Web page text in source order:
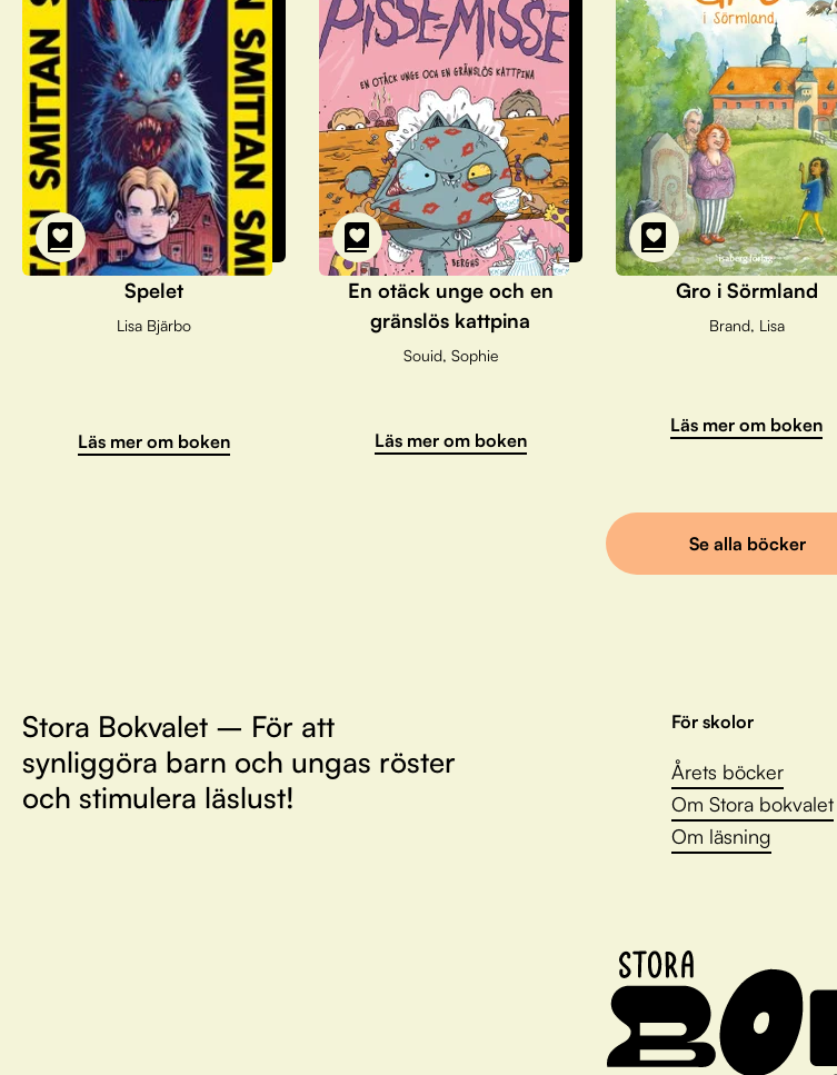
Spelet
Lisa Bjärbo
Läs mer om boken
En otäck unge och en
gränslös kattpina
Souid, Sophie
Läs mer om boken
Gro i Sörmland
Brand, Lisa
Läs mer om boken
Se alla böcker
Stora Bokvalet – För att
synliggöra barn och ungas röster
och stimulera läslust!
För skolor
Årets böcker
Om Stora bokvalet
Om läsning